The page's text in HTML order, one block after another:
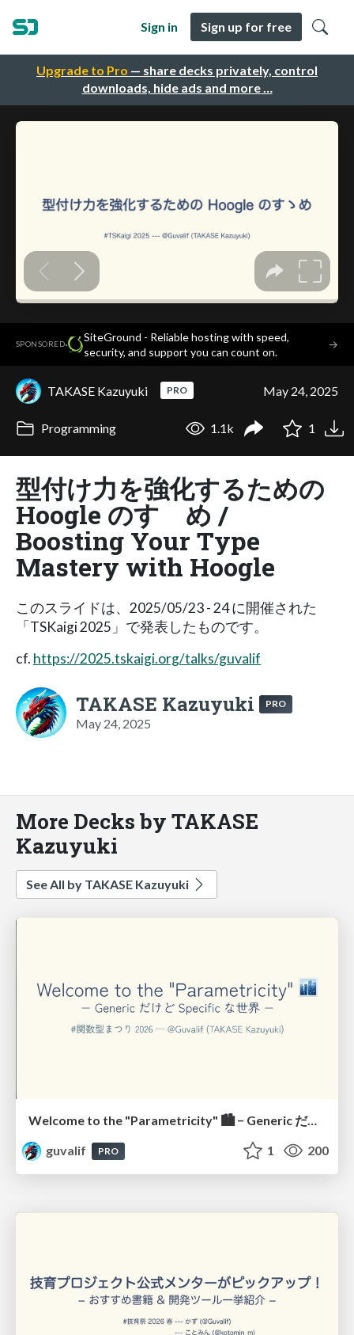
Upgrade to Pro — share decks privately, control
downloads, hide ads and more …
Sign in Sign up for free
SPONSORED·
SiteGround - Reliable hosting with speed,
security, and support you can count on.
→
TAKASE Kazuyuki PRO May 24, 2025
Programming 1.1k 1
型付け力を強化するための
Hoogle のすゝめ /
Boosting Your Type
Mastery with Hoogle
このスライドは、2025/05/23 - 24 に開催された
「TSKaigi 2025」で発表したものです。
cf. https://2025.tskaigi.org/talks/guvalif
TAKASE Kazuyuki PRO
May 24, 2025
More Decks by TAKASE
Kazuyuki
See All by TAKASE Kazuyuki
Welcome to the "Parametricity" 🏙️ − Generic だけど Specific な世界 −
guvalif
PRO 1 200